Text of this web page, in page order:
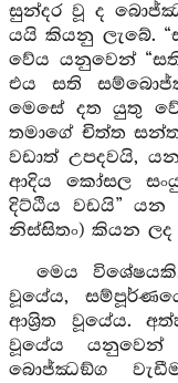
සුන්දර වූ ද
යයි කියනු ලැබේ.
වේය යනුවෙන්
එය සති
මෙසේ දත යුතු
තමාගේ චිත්ත
වඩාත් උපදවයි,
ආදිය කෝසල
දිට්ඨිය වඩයි” යන
නිස්සිතං) කියන
මෙය
වූයේය,
ආශ්‍රිත වූයේය.
වූයේය
බොජ්ඣඞ්ග